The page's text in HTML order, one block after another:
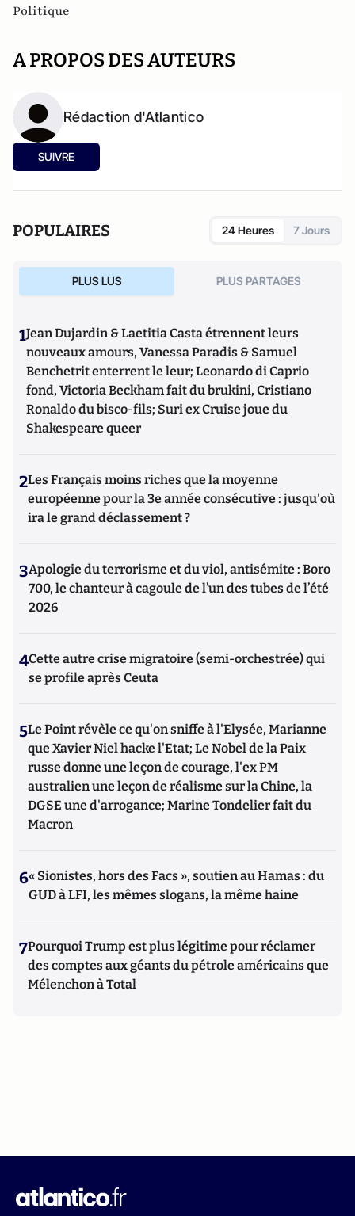
Politique
A PROPOS DES AUTEURS
Rédaction d'Atlantico
SUIVRE
POPULAIRES 24 Heures 7 Jours
PLUS LUS PLUS PARTAGES
1Jean Dujardin & Laetitia Casta étrennent leurs
nouveaux amours, Vanessa Paradis & Samuel
Benchetrit enterrent le leur; Leonardo di Caprio
fond, Victoria Beckham fait du brukini, Cristiano
Ronaldo du bisco-fils; Suri ex Cruise joue du
Shakespeare queer
2Les Français moins riches que la moyenne
européenne pour la 3e année consécutive : jusqu'où
ira le grand déclassement ?
3Apologie du terrorisme et du viol, antisémite : Boro
700, le chanteur à cagoule de l’un des tubes de l’été
2026
4Cette autre crise migratoire (semi-orchestrée) qui
se profile après Ceuta
5Le Point révèle ce qu'on sniffe à l'Elysée, Marianne
que Xavier Niel hacke l'Etat; Le Nobel de la Paix
russe donne une leçon de courage, l'ex PM
australien une leçon de réalisme sur la Chine, la
DGSE une d'arrogance; Marine Tondelier fait du
Macron
6« Sionistes, hors des Facs », soutien au Hamas : du
GUD à LFI, les mêmes slogans, la même haine
7Pourquoi Trump est plus légitime pour réclamer
des comptes aux géants du pétrole américains que
Mélenchon à Total